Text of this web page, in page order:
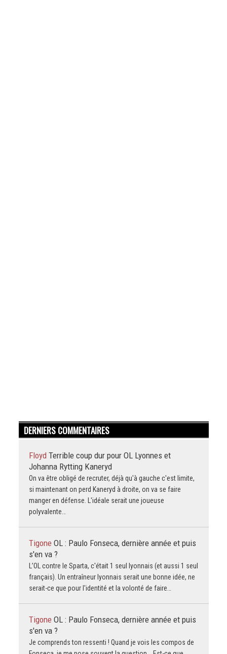
DERNIERS COMMENTAIRES
Floyd Terrible coup dur pour OL Lyonnes et
Johanna Rytting Kaneryd
On va être obligé de recruter, déjà qu'à gauche c'est limite,
si maintenant on perd Kaneryd à droite, on va se faire
manger en défense. L'idéale serait une joueuse
polyvalente…
Tigone OL : Paulo Fonseca, dernière année et puis
s'en va ?
L’OL contre le Sparta, c'était 1 seul lyonnais (et aussi 1 seul
français). Un entraîneur lyonnais serait une bonne idée, ne
serait-ce que pour l'identité et la volonté de faire…
Tigone OL : Paulo Fonseca, dernière année et puis
s'en va ?
Je comprends ton ressenti ! Quand je vois les compos de